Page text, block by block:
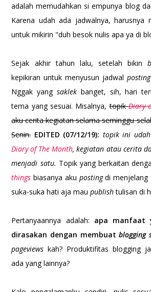
adalah memudahkan si empunya blog
Karena udah ada jadwalnya, harusnya
untuk mikirin "duh besok nulis apa ya di
Sejak akhir tahun lalu, setelah bikin
kepikiran untuk menyusun jadwal posting
Nggak yang saklek banget, sih, hari
tema yang sesuai. Misalnya,topikDiary
aku cerita kegiatan selama seminggu
Senin. EDITED (07/12/19): topik ini
Diary of The Month, kegiatan atau cerita
menjadi satu. Topik yang berkaitan
things biasanya aku postingdi menjelang
suka-suka hati aja maupublishtulisan di
Pertanyaannya adalah: apa manfaat
dirasakan dengan membuatblogging
pageviewskah? Produktifitas blogging
ada yang lainnya?